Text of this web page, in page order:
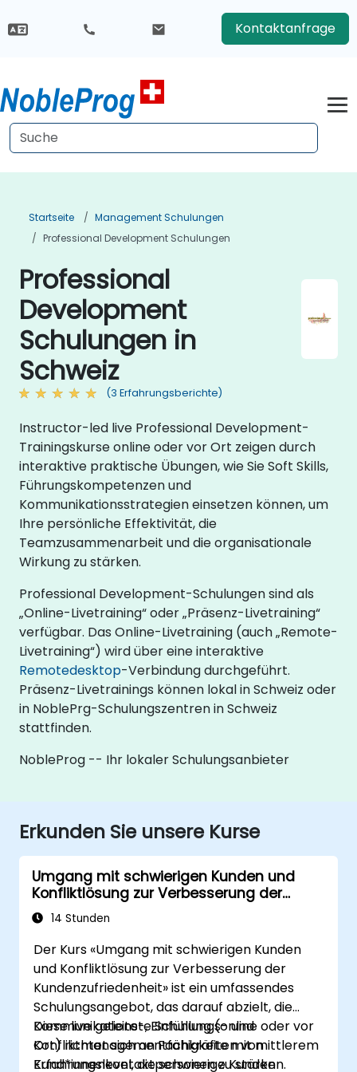
Kontaktanfrage
Startseite
Management Schulungen
Professional Development Schulungen
Professional
Development
Schulungen in
Schweiz
(3 Erfahrungsberichte)
Instructor-led live Professional Development-
Trainingskurse online oder vor Ort zeigen durch
interaktive praktische Übungen, wie Sie Soft Skills,
Führungskompetenzen und
Kommunikationsstrategien einsetzen können, um
Ihre persönliche Effektivität, die
Teamzusammenarbeit und die organisationale
Wirkung zu stärken.
Professional Development-Schulungen sind als
„Online-Livetraining“ oder „Präsenz-Livetraining“
verfügbar. Das Online-Livetraining (auch „Remote-
Livetraining“) wird über eine interaktive
Remotedesktop-Verbindung durchgeführt.
Präsenz-Livetrainings können lokal in Schweiz oder
in NoblePrg-Schulungszentren in Schweiz
stattfinden.
NobleProg -- Ihr lokaler Schulungsanbieter
Erkunden Sie unsere Kurse
Umgang mit schwierigen Kunden und
Konfliktlösung zur Verbesserung der
Kundenzufriedenheit
14 Stunden
Der Kurs «Umgang mit schwierigen Kunden
und Konfliktlösung zur Verbesserung der
Kundenzufriedenheit» ist ein umfassendes
Schulungsangebot, das darauf abzielt, die
Kommunikations-, Einfühlungs- und
Konfliktmanagementfähigkeiten von
Kund*innenkontaktpersonen zu stärken.
Diese live geleitete Schulung (online oder vor
Ort) richtet sich an Fachkräfte mit mittlerem
Erfahrungslevel, die schwierige Kunden